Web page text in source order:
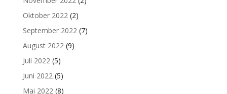
Oktober 2022(2)
September 2022(7)
August 2022(9)
Juli 2022(5)
Juni 2022(5)
Mai 2022(8)